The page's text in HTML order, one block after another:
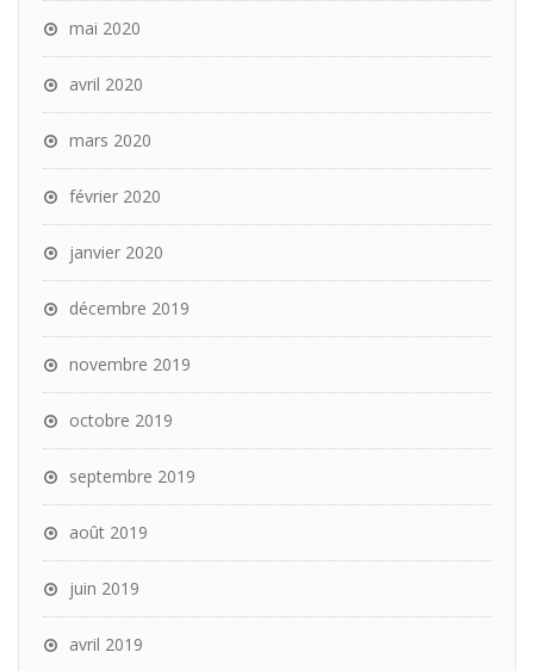
mai 2020
avril 2020
mars 2020
février 2020
janvier 2020
décembre 2019
novembre 2019
octobre 2019
septembre 2019
août 2019
juin 2019
avril 2019